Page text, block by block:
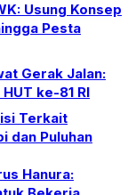
Usung Konsep
Pesta
Gerak Jalan:
ke-81 RI
Terkait
dan Puluhan
Hanura: